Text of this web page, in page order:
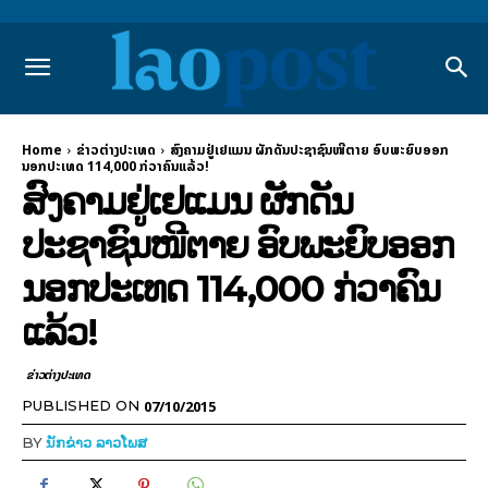
Home ຂ່າວຕ່າງປະເທດ
ສົງຄາມຢູ່ເຢແມນ ຜັກດັນປະຊາຊົນໜີຕາຍ ອົບພະຍົບອອກ
ນອກປະເທດ 114,000 ກ່ວາຄົນແລ້ວ!
ສົງຄາມຢູ່ເຢແມນ ຜັກດັນ
ປະຊາຊົນໜີຕາຍ ອົບພະຍົບອອກ
ນອກປະເທດ 114,000 ກ່ວາຄົນ
ແລ້ວ!
ຂ່າວຕ່າງປະເທດ
PUBLISHED ON 07/10/2015
BYນັກຂ່າວ ລາວໂພສ